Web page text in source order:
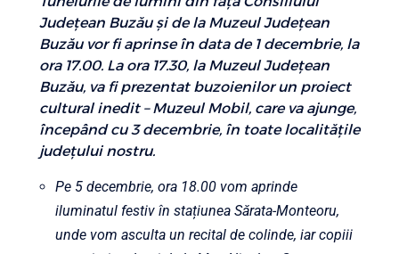
Județean Buzău și de la Muzeul Județean
Buzău vor fi aprinse în data de 1 decembrie, la
ora 17.00. La ora 17.30, la Muzeul Județean
Buzău, va fi prezentat buzoienilor un proiect
cultural inedit – Muzeul Mobil, care va ajunge,
începând cu 3 decembrie, în toate localitățile
județului nostru.
Pe 5 decembrie, ora 18.00 vom aprinde
iluminatul festiv în stațiunea Sărata-Monteoru,
unde vom asculta un recital de colinde, iar copiii